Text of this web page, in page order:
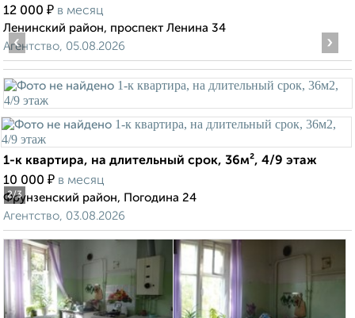
12 000 ₽ в месяц
Ленинский район, проспект Ленина 34
Агентство, 05.08.2026
2/3
‹ ›
1-к квартира, на длительный срок, 36м², 4/9 этаж
10 000 ₽ в месяц
Фрунзенский район, Погодина 24
Агентство, 03.08.2026